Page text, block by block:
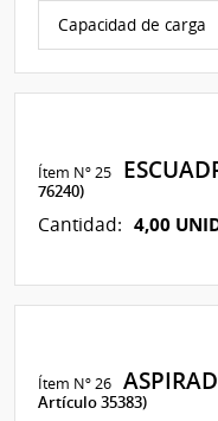
Capacidad de carga
Ítem Nº 25
76240)
Cantidad: 4,00
Ítem Nº 26
Artículo 35383)